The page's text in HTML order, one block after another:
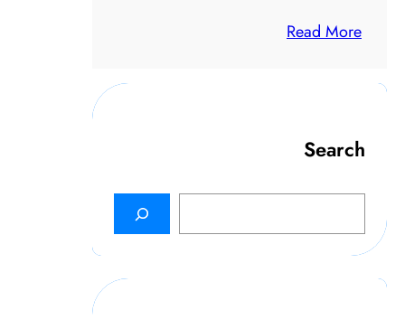
Read More
Search
a
r